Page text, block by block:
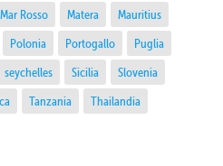
Mar Rosso Matera
Mauritius
Polonia Portogallo
Puglia
seychelles Sicilia
Slovenia
Tanzania
Thailandia